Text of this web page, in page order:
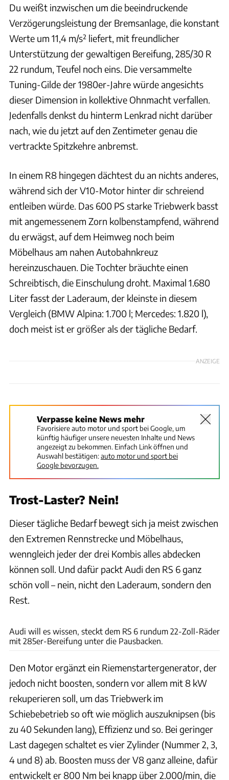
Du weißt inzwischen um die beeindruckende
Verzögerungsleistung der Bremsanlage, die konstant
Werte um 11,4 m/s² liefert, mit freundlicher
Unterstützung der gewaltigen Bereifung, 285/30 R
22 rundum, Teufel noch eins. Die versammelte
Tuning-Gilde der 1980er-Jahre würde angesichts
dieser Dimension in kollektive Ohnmacht verfallen.
Jedenfalls denkst du hinterm Lenkrad nicht darüber
nach, wie du jetzt auf den Zentimeter genau die
vertrackte Spitzkehre anbremst.
In einem R8 hingegen dächtest du an nichts anderes,
während sich der V10-Motor hinter dir schreiend
entleiben würde. Das 600 PS starke Triebwerk basst
mit angemessenem Zorn kolbenstampfend, während
du erwägst, auf dem Heimweg noch beim
Möbelhaus am nahen Autobahnkreuz
hereinzuschauen. Die Tochter bräuchte einen
Schreibtisch, die Einschulung droht. Maximal 1.680
Liter fasst der Laderaum, der kleinste in diesem
Vergleich (BMW Alpina: 1.700 l; Mercedes: 1.820 l),
doch meist ist er größer als der tägliche Bedarf.
ANZEIGE
Verpasse keine News mehr
Favorisiere auto motor und sport bei Google, um
künftig häufiger unsere neuesten Inhalte und News
angezeigt zu bekommen. Einfach Link öffnen und
Auswahl bestätigen:auto motor und sport bei
Google bevorzugen.
Trost-Laster? Nein!
Dieser tägliche Bedarf bewegt sich ja meist zwischen
den Extremen Rennstrecke und Möbelhaus,
wenngleich jeder der drei Kombis alles abdecken
können soll. Und dafür packt Audi den RS 6 ganz
schön voll – nein, nicht den Laderaum, sondern den
Rest.
Audi will es wissen, steckt dem RS 6 rundum 22-Zoll-Räder
mit 285er-Bereifung unter die Pausbacken.
Den Motor ergänzt ein Riemenstartergenerator, der
jedoch nicht boosten, sondern vor allem mit 8 kW
rekuperieren soll, um das Triebwerk im
Schiebebetrieb so oft wie möglich auszuknipsen (bis
zu 40 Sekunden lang), Effizienz und so. Bei geringer
Last dagegen schaltet es vier Zylinder (Nummer 2, 3,
4 und 8) ab. Boosten muss der V8 ganz alleine, dafür
entwickelt er 800 Nm bei knapp über 2.000/min, die